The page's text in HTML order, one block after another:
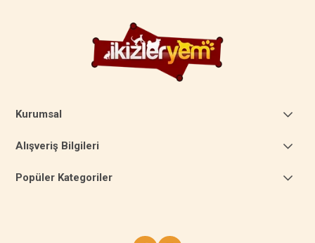
Kurumsal
Alışveriş Bilgileri
Popüler Kategoriler